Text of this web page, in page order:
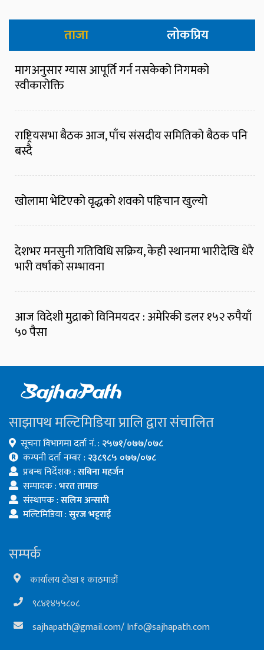
ताजा लोकप्रिय
मागअनुसार ग्यास आपूर्ति गर्न नसकेको निगमको
स्वीकारोक्ति
राष्ट्रियसभा बैठक आज, पाँच संसदीय समितिको बैठक पनि
बस्दै
खोलामा भेटिएको वृद्धको शवको पहिचान खुल्यो
देशभर मनसुनी गतिविधि सक्रिय, केही स्थानमा भारीदेखि धेरै
भारी वर्षाको सम्भावना
आज विदेशी मुद्राको विनिमयदर : अमेरिकी डलर १५२ रुपैयाँ
५० पैसा
साझापथ मल्टिमिडिया प्रालि द्वारा संचालित
सूचना विभागमा दर्ता नं. : २५७१/०७७/०७८
कम्पनी दर्ता नम्बर : २३८९८५ ०७७/०७८
प्रबन्ध निर्देशक :सबिना महर्जन
सम्पादक :भरत तामाङ
संस्थापक :सलिम अन्सारी
मल्टिमिडिया :सुरज भट्टराई
सम्पर्क
कार्यालय टोखा १ काठमाडौं
९८४१४५५८०८
sajhapath@gmail.com/Info@sajhapath.com